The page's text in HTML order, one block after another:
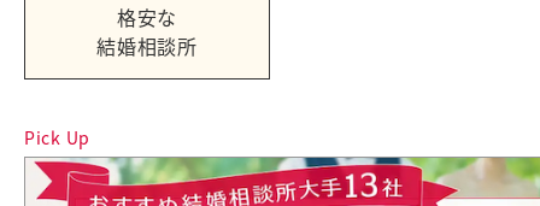
格安な
結婚相談所
Pick Up